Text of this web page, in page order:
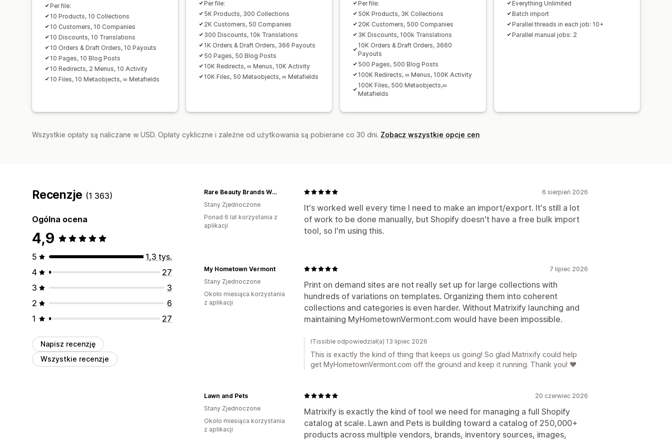
Per file:
10 Products, 10 Collections
10 Customers, 10 Companies
10 Discounts, 10 Translations
10 Orders & Draft Orders, 10 Payouts
10 Pages, 10 Blog Posts
10 Redirects, 2 Menus, 10 Activity
10 Files, 10 Metaobjects, ∞ Metafields
Per file:
5K Products, 300 Collections
2K Customers, 50 Companies
300 Discounts, 10k Translations
1K Orders & Draft Orders, 366 Payouts
50 Pages, 50 Blog Posts
10K Redirects, ∞ Menus, 10K Activity
10K Files, 50 Metaobjects, ∞ Metafields
Per file:
50K Products, 3K Collections
20K Customers, 500 Companies
3K Discounts, 100k Translations
10K Orders & Draft Orders, 3660
Payouts
500 Pages, 500 Blog Posts
100K Redirects, ∞ Menus, 100K Activity
100K Files, 500 Metaobjects,∞
Metafields
Everything Unlimited
Batch import
Parallel threads in each job: 10+
Parallel manual jobs: 2
Wszystkie opłaty są naliczane w USD. Opłaty cykliczne i zależne od użytkowania są pobierane co 30 dni. Zobacz wszystkie opcje cen
Recenzje (1 363)
Ogólna ocena
4,9
5
1,3 tys.
4
27
3
3
2
6
1
27
Napisz recenzję
Wszystkie recenzje
6 sierpień 2026
It's worked well every time I need to make an import/export. It's still a lot
of work to be done manually, but Shopify doesn't have a free bulk import
tool, so I'm using this.
Rare Beauty Brands Wholesale
Stany Zjednoczone
Ponad 6 lat korzystania z
aplikacji
7 lipiec 2026
Print on demand sites are not really set up for large collections with
hundreds of variations on templates. Organizing them into coherent
collections and categories is even harder. Without Matrixify launching and
maintaining MyHometownVermont.com would have been impossible.
My Hometown Vermont
Stany Zjednoczone
Około miesiąca korzystania
z aplikacji
ITissible odpowiedział(a) 13 lipiec 2026
This is exactly the kind of thing that keeps us going! So glad Matrixify could help
get MyHometownVermont.com off the ground and keep it running. Thank you! ❤️
20 czerwiec 2026
Matrixify is exactly the kind of tool we need for managing a full Shopify
catalog at scale. Lawn and Pets is building toward a catalog of 250,000+
products across multiple vendors, brands, inventory sources, images,
Lawn and Pets
Stany Zjednoczone
Około miesiąca korzystania
z aplikacji